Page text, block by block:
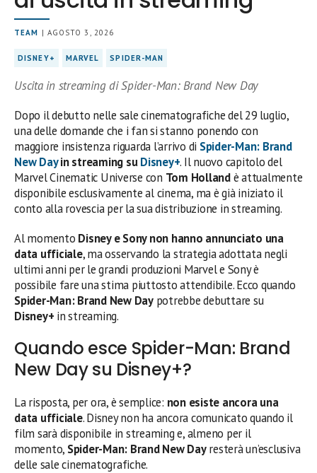
TEAM | AGOSTO 3, 2026
DISNEY+ MARVEL SPIDER-MAN
Uscita in streaming di Spider-Man: Brand New Day
Dopo il debutto nelle sale cinematografiche del 29 luglio,
una delle domande che i fan si stanno ponendo con
maggiore insistenza riguarda l’arrivo di Spider-Man: Brand
New Dayin streaming suDisney+. Il nuovo capitolo del
Marvel Cinematic Universe con Tom Hollandè attualmente
disponibile esclusivamente al cinema, ma è già iniziato il
conto alla rovescia per la sua distribuzione in streaming.
Al momento Disney e Sony non hanno annunciato una
data ufficiale, ma osservando la strategia adottata negli
ultimi anni per le grandi produzioni Marvel e Sony è
possibile fare una stima piuttosto attendibile. Ecco quando
Spider-Man: Brand New Daypotrebbe debuttare su
Disney+ in streaming.
Quando esce Spider-Man: Brand
New Day su Disney+?
La risposta, per ora, è semplice: non esiste ancora una
data ufficiale. Disney non ha ancora comunicato quando il
film sarà disponibile in streaming e, almeno per il
momento, Spider-Man: Brand New Dayresterà un’esclusiva
delle sale cinematografiche.